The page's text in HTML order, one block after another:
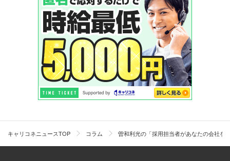
キャリコネニュースTOP コラム 曽和利光の「採用担当者があなたの会社を